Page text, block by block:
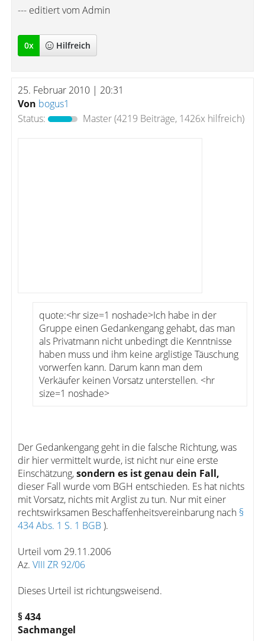
--- editiert vom Admin
0x Hilfreich
25. Februar 2010 | 20:31
Von bogus1
Status:
Master(4219 Beiträge, 1426x hilfreich)
quote:<hr size=1 noshade>Ich habe in der
Gruppe einen Gedankengang gehabt, das man
als Privatmann nicht unbedingt die Kenntnisse
haben muss und ihm keine arglistige Täuschung
vorwerfen kann. Darum kann man dem
Verkäufer keinen Vorsatz unterstellen. <hr
size=1 noshade>
Der Gedankengang geht in die falsche Richtung, was
dir hier vermittelt wurde, ist nicht nur eine erste
Einschätzung,sondern es ist genau dein Fall,
dieser Fall wurde vom BGH entschieden. Es hat nichts
mit Vorsatz, nichts mit Arglist zu tun. Nur mit einer
rechtswirksamen Beschaffenheitsvereinbarung nach §
434 Abs. 1 S. 1 BGB).
Urteil vom 29.11.2006
Az. VIII ZR 92/06
Dieses Urteil ist richtungsweisend.
§ 434
Sachmangel